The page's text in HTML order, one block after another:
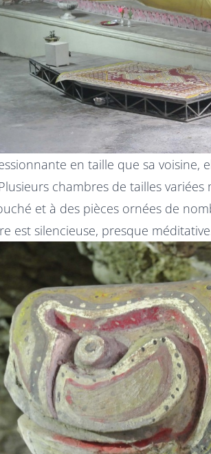
en taille que sa voisine,
chambres de tailles
et à des pièces ornées de
est silencieuse, presque